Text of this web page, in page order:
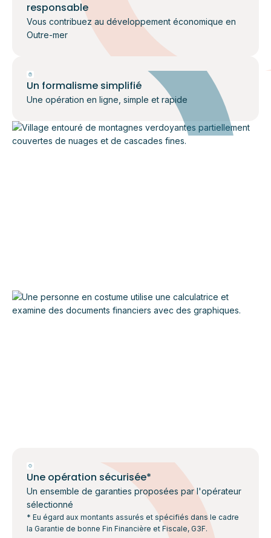
responsable
Vous contribuez au développement économique en
Outre-mer
Un formalisme simplifié
Une opération en ligne, simple et rapide
Une opération sécurisée*
Un ensemble de garanties proposées par l'opérateur
sélectionné
* Eu égard aux montants assurés et spécifiés dans le cadre
la Garantie de bonne Fin Financière et Fiscale, G3F.